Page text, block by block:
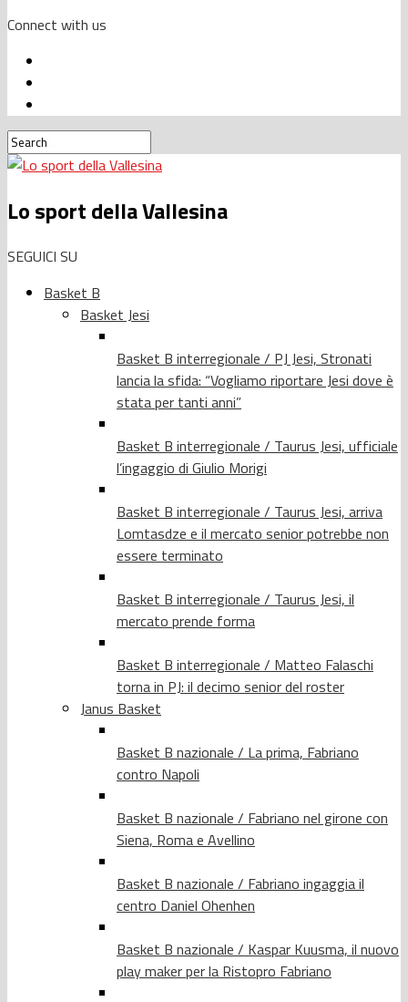
Connect with us
Lo sport della Vallesina
SEGUICI SU
Basket B
Basket Jesi
Basket B interregionale / PJ Jesi, Stronati
lancia la sfida: “Vogliamo riportare Jesi dove è
stata per tanti anni”
Basket B interregionale / Taurus Jesi, ufficiale
l’ingaggio di Giulio Morigi
Basket B interregionale / Taurus Jesi, arriva
Lomtasdze e il mercato senior potrebbe non
essere terminato
Basket B interregionale / Taurus Jesi, il
mercato prende forma
Basket B interregionale / Matteo Falaschi
torna in PJ: il decimo senior del roster
Janus Basket
Basket B nazionale / La prima, Fabriano
contro Napoli
Basket B nazionale / Fabriano nel girone con
Siena, Roma e Avellino
Basket B nazionale / Fabriano ingaggia il
centro Daniel Ohenhen
Basket B nazionale / Kaspar Kuusma, il nuovo
play maker per la Ristopro Fabriano